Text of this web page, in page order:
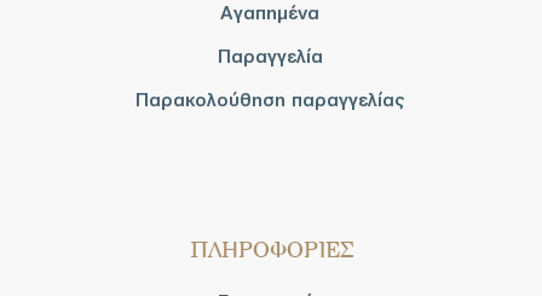
Αγαπημένα
Παραγγελία
Παρακολούθηση παραγγελίας
ΠΛΗΡΟΦΟΡΙΕΣ